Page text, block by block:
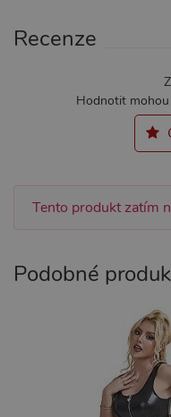
Recenze
Hodnotit
Tento produkt zatím
Podobné